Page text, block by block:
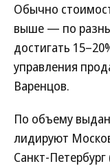
Обычно
выше — по
достигать
управления
Варенцов.
По объему
лидируют
Санкт-